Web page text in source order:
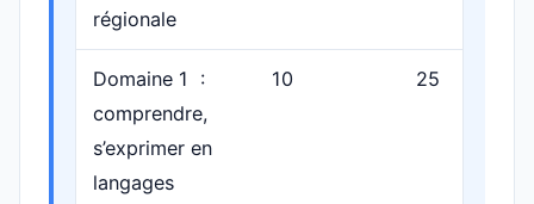
régionale
Domaine 1 :
comprendre,
s’exprimer en
langages
10 25